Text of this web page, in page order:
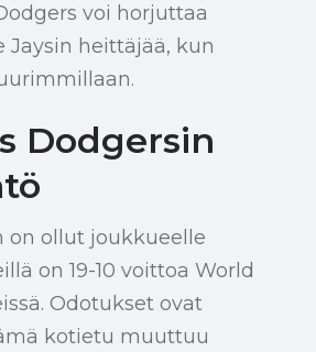
voi horjuttaa
Jaysin heittäjää, kun
Dodgersin
on ollut joukkueelle
on 19-10 voittoa World
Odotukset ovat
kotietu muuttuu